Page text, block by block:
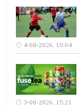
4-08-2026, 10:04
3-08-2026, 15:21